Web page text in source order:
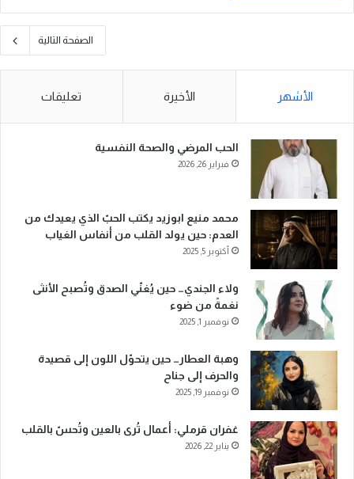
الصفحة التالية
الأشهر الأخيرة تعليقات
الحب المرضي والصحة النفسية
فبراير 26, 2026
محمد منيع ابوزيد يكتب الحبّ الذي يعيدك من
العدم: حين يولد القلب من أنفاس الغياب
أكتوبر 5, 2025
ولاء الجندي… حين يُغنّي الصدق وتُصبح الأنثى
نغمةً من ضوء
نوفمبر 1, 2025
وهبة العطار… حين يتحوّل اللون إلى قصيدة
والحرف إلى جناح
نوفمبر 19, 2025
غفران قرملي: أعمال تُرى بالعين وتُحسّ بالقلب
يناير 22, 2026